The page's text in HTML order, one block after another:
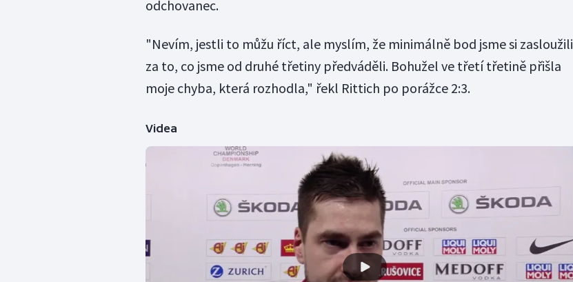
odchovanec.
"Nevím, jestli to můžu říct, ale myslím, že minimálně bod jsme si zasloužili
za to, co jsme od druhé třetiny předváděli. Bohužel ve třetí třetině přišla
moje chyba, která rozhodla," řekl Rittich po porážce 2:3.
Videa